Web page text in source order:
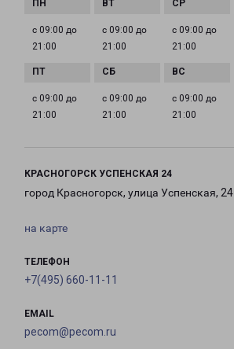
с 09:00 до
21:00
с 09:00 до
21:00
с 09:00 до
21:00
с 09:00 до
21:00
с 09:00 до
21:00
с 09:00 до
21:00
КРАСНОГОРСК УСПЕНСКАЯ 24
город Красногорск, улица Успенская, 24
на карте
ТЕЛЕФОН
+7(495) 660-11-11
EMAIL
pecom@pecom.ru